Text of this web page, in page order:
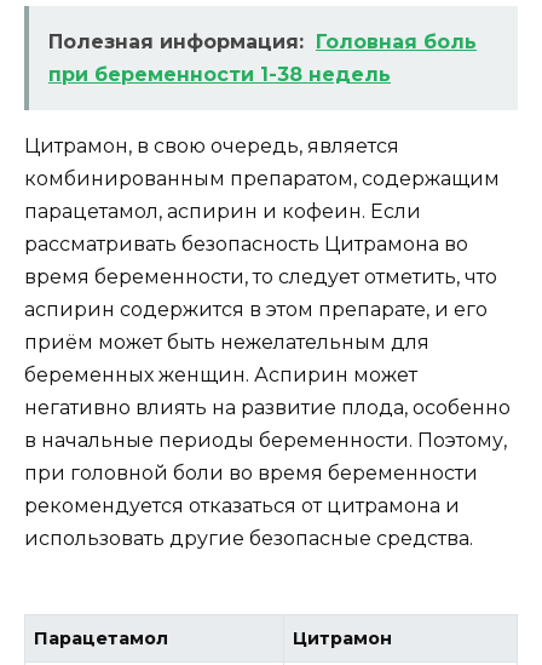
Полезная информация:
Головная боль
при беременности 1-38 недель
Цитрамон, в свою очередь, является
комбинированным препаратом, содержащим
парацетамол, аспирин и кофеин. Если
рассматривать безопасность Цитрамона во
время беременности, то следует отметить, что
аспирин содержится в этом препарате, и его
приём может быть нежелательным для
беременных женщин. Аспирин может
негативно влиять на развитие плода, особенно
в начальные периоды беременности. Поэтому,
при головной боли во время беременности
рекомендуется отказаться от цитрамона и
использовать другие безопасные средства.
Парацетамол Цитрамон